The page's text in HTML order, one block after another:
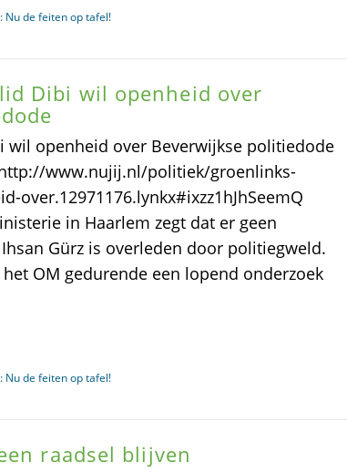
Nu de feiten op tafel!
Dibi wil openheid over
wil openheid over Beverwijkse politiedode
www.nujij.nl/politiek/groenlinks-
over.12971176.lynkx#ixzz1hJhSeemQ
in Haarlem zegt dat er geen
Gürz is overleden door politiegweld.
OM gedurende een lopend onderzoek
Nu de feiten op tafel!
raadsel blijven